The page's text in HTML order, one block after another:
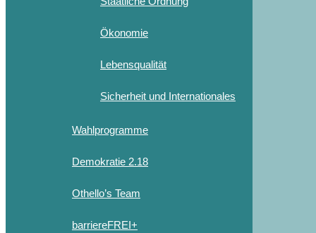
Ökonomie
Lebensqualität
Sicherheit und Internationales
Wahlprogramme
Demokratie 2.18
Othello’s Team
barriereFREI+